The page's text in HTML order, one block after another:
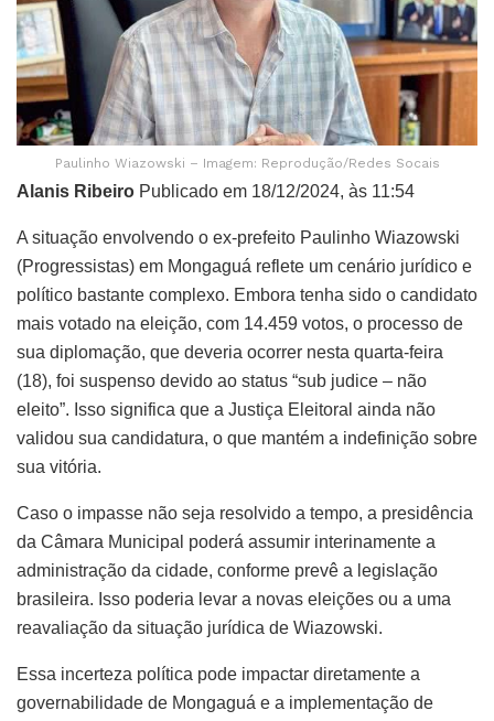
Paulinho Wiazowski – Imagem: Reprodução/Redes Socais
Alanis Ribeiro Publicado em 18/12/2024, às 11:54
A situação envolvendo o ex-prefeito Paulinho Wiazowski
(Progressistas) em Mongaguá reflete um cenário jurídico e
político bastante complexo. Embora tenha sido o candidato
mais votado na eleição, com 14.459 votos, o processo de
sua diplomação, que deveria ocorrer nesta quarta-feira
(18), foi suspenso devido ao status “sub judice – não
eleito”. Isso significa que a Justiça Eleitoral ainda não
validou sua candidatura, o que mantém a indefinição sobre
sua vitória.
Caso o impasse não seja resolvido a tempo, a presidência
da Câmara Municipal poderá assumir interinamente a
administração da cidade, conforme prevê a legislação
brasileira. Isso poderia levar a novas eleições ou a uma
reavaliação da situação jurídica de Wiazowski.
Essa incerteza política pode impactar diretamente a
governabilidade de Mongaguá e a implementação de